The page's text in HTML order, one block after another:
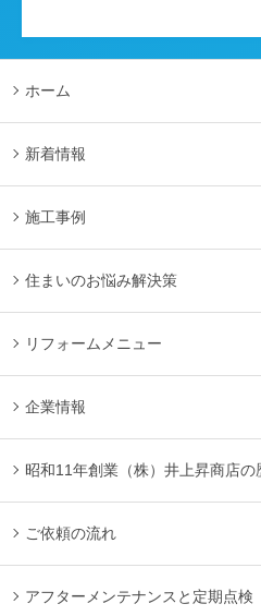
ホーム
新着情報
施工事例
住まいのお悩み解決策
リフォームメニュー
企業情報
昭和11年創業（株）井上昇商店の
ご依頼の流れ
アフターメンテナンスと定期点検